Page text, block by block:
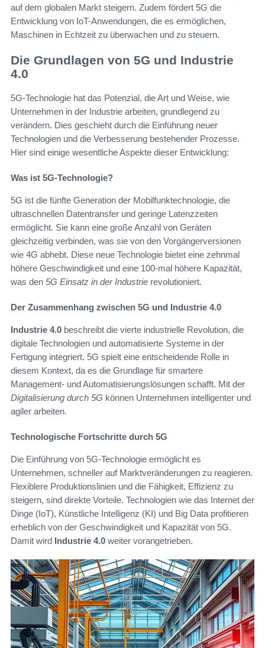
auf dem globalen Markt steigern. Zudem fördert 5G die
Entwicklung von IoT-Anwendungen, die es ermöglichen,
Maschinen in Echtzeit zu überwachen und zu steuern.
Die Grundlagen von 5G und Industrie
4.0
5G-Technologie hat das Potenzial, die Art und Weise, wie
Unternehmen in der Industrie arbeiten, grundlegend zu
verändern. Dies geschieht durch die Einführung neuer
Technologien und die Verbesserung bestehender Prozesse.
Hier sind einige wesentliche Aspekte dieser Entwicklung:
Was ist 5G-Technologie?
5G ist die fünfte Generation der Mobilfunktechnologie, die
ultraschnellen Datentransfer und geringe Latenzzeiten
ermöglicht. Sie kann eine große Anzahl von Geräten
gleichzeitig verbinden, was sie von den Vorgängerversionen
wie 4G abhebt. Diese neue Technologie bietet eine zehnmal
höhere Geschwindigkeit und eine 100-mal höhere Kapazität,
was den 5G Einsatz in der Industrie revolutioniert.
Der Zusammenhang zwischen 5G und Industrie 4.0
Industrie 4.0 beschreibt die vierte industrielle Revolution, die
digitale Technologien und automatisierte Systeme in der
Fertigung integriert. 5G spielt eine entscheidende Rolle in
diesem Kontext, da es die Grundlage für smartere
Management- und Automatisierungslösungen schafft. Mit der
Digitalisierung durch 5G können Unternehmen intelligenter und
agiler arbeiten.
Technologische Fortschritte durch 5G
Die Einführung von 5G-Technologie ermöglicht es
Unternehmen, schneller auf Marktveränderungen zu reagieren.
Flexiblere Produktionslinien und die Fähigkeit, Effizienz zu
steigern, sind direkte Vorteile. Technologien wie das Internet der
Dinge (IoT), Künstliche Intelligenz (KI) und Big Data profitieren
erheblich von der Geschwindigkeit und Kapazität von 5G.
Damit wird Industrie 4.0 weiter vorangetrieben.